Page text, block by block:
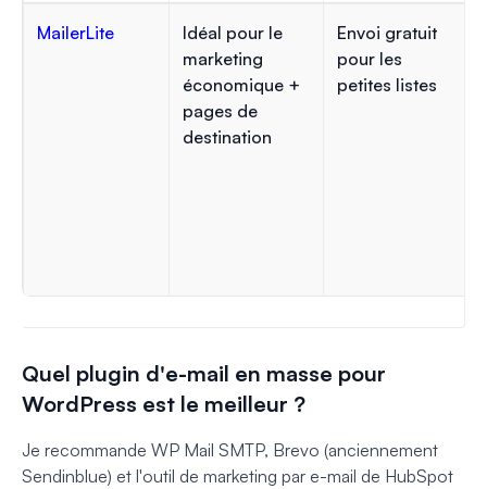
MailerLite
Idéal pour le
marketing
économique +
pages de
destination
Envoi gratuit
pour les
petites listes
Quel plugin d'e-mail en masse pour
WordPress est le meilleur ?
Je recommande WP Mail SMTP, Brevo (anciennement
Sendinblue) et l'outil de marketing par e-mail de HubSpot